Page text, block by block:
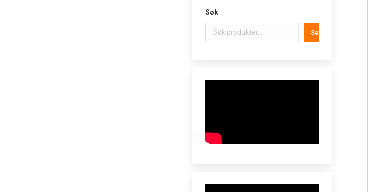
Søk
Søk